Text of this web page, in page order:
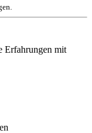
Erfahrungen mit